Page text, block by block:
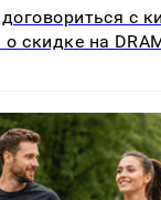
с
скидке на